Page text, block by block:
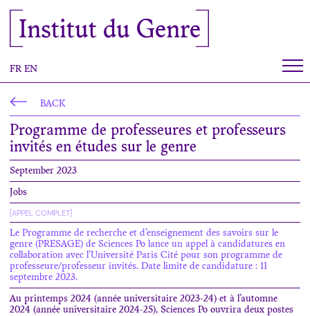
Institut du Genre
FR EN
BACK
Programme de professeures et professeurs
invités en études sur le genre
September 2023
Jobs
[APPEL COMPLET]
Le Programme de recherche et d’enseignement des savoirs sur le
genre (PRESAGE) de Sciences Po lance un appel à candidatures en
collaboration avec l’Université Paris Cité pour son programme de
professeure/professeur invités. Date limite de candidature : 11
septembre 2023.
Au printemps 2024 (année universitaire 2023-24) et à l’automne
2024 (année universitaire 2024-25), Sciences Po ouvrira deux postes